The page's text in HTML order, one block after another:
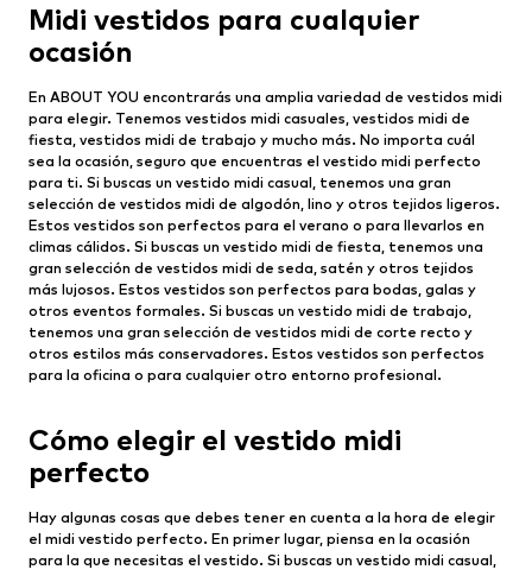
Midi vestidos para cualquier
ocasión
En ABOUT YOU encontrarás una amplia variedad de vestidos midi
para elegir. Tenemos vestidos midi casuales, vestidos midi de
fiesta, vestidos midi de trabajo y mucho más. No importa cuál
sea la ocasión, seguro que encuentras el vestido midi perfecto
para ti. Si buscas un vestido midi casual, tenemos una gran
selección de vestidos midi de algodón, lino y otros tejidos ligeros.
Estos vestidos son perfectos para el verano o para llevarlos en
climas cálidos. Si buscas un vestido midi de fiesta, tenemos una
gran selección de vestidos midi de seda, satén y otros tejidos
más lujosos. Estos vestidos son perfectos para bodas, galas y
otros eventos formales. Si buscas un vestido midi de trabajo,
tenemos una gran selección de vestidos midi de corte recto y
otros estilos más conservadores. Estos vestidos son perfectos
para la oficina o para cualquier otro entorno profesional.
Cómo elegir el vestido midi
perfecto
Hay algunas cosas que debes tener en cuenta a la hora de elegir
el midi vestido perfecto. En primer lugar, piensa en la ocasión
para la que necesitas el vestido. Si buscas un vestido midi casual,